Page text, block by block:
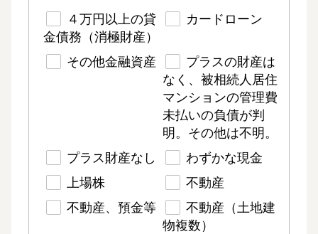
４万円以上の貸
金債務（消極財産）
カードローン
その他金融資産
プラスの財産は
なく、被相続人居住
マンションの管理費
未払いの負債が判
明。その他は不明。
プラス財産なし
わずかな現金
上場株
不動産
不動産、預金等
不動産（土地建
物複数）